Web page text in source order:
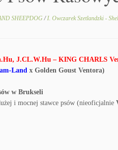
SHEEPDOG/I. Owczarek Szetlandzki -
J.CL.W.Hu – KING CHARLS
Land x Golden Goust Ventora)
w Brukseli
i mocnej stawce psów (nieoficjalnie